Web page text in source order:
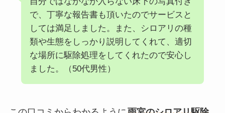
で、丁寧な報告書も頂いたのでサービスと
しては満足しました。また、シロアリの種
類や生態をしっかり説明してくれて、適切
な場所に駆除処理をしてくれたので安心し
ました。（50代男性）